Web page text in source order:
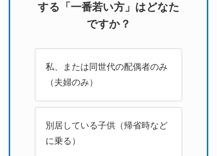
する「一番若い方」はどなた
ですか？
私、または同世代の配偶者のみ
（夫婦のみ）
別居している子供（帰省時など
に乗る）